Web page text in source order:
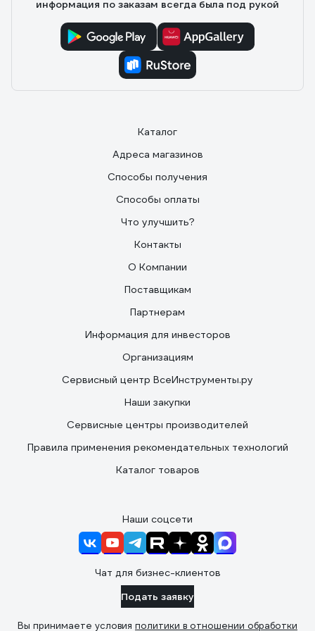
Рекомендую.
информация по заказам всегда была под рукой
Каталог
Адреса магазинов
Способы получения
Способы оплаты
Что улучшить?
Контакты
О Компании
Поставщикам
Партнерам
Информация для инвесторов
Организациям
Сервисный центр ВсеИнструменты.ру
Наши закупки
Сервисные центры производителей
Правила применения рекомендательных технологий
Каталог товаров
Наши соцсети
Чат для бизнес-клиентов
Подать заявку
Вы принимаете условия политики в отношении обработки